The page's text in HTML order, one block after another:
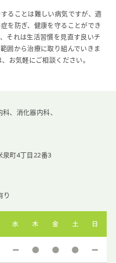
ることは難しい病気ですが、適
を防ぎ、健康を守ることができ
それは生活習慣を見直す良いチ
囲から治療に取り組んでいきま
お気軽にご相談ください。
、消化器内科、
泉町4丁目22番3
り